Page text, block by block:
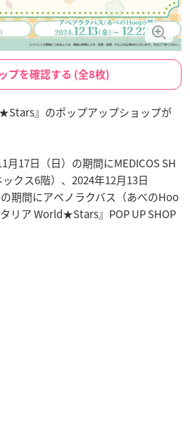
プを確認する (全8枚)
』のポップアップショップが
月17日（日）の期間にMEDICOS SH
クス6階）、2024年12月13日
の期間にアベノラクバス（あべのHoo
リア World★Stars』POP UP SHOP